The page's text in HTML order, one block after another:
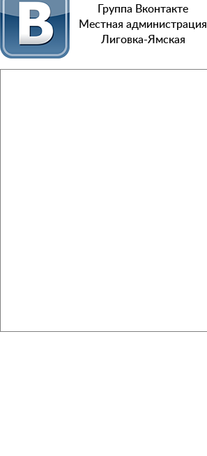
Группа Вконтакте
Местная администрация
Лиговка-Ямская